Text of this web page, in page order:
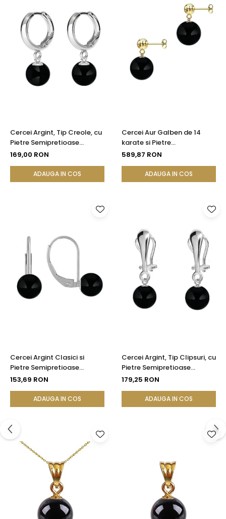
Cercei Argint, Tip Creole, cu
Pietre Semipretioase
Naturale de Onix de 8 mm
169,00 RON
ADAUGA IN COS
Cercei Aur Galben de 14
karate si Pietre
Semipretioase Naturale de
589,87 RON
ADAUGA IN COS
Cercei Argint Clasici si
Pietre Semipretioase
Naturale de Onix de 8 mm
153,69 RON
ADAUGA IN COS
Cercei Argint, Tip Clipsuri, cu
Pietre Semipretioase
Naturale de Onix de 8 mm
179,25 RON
ADAUGA IN COS